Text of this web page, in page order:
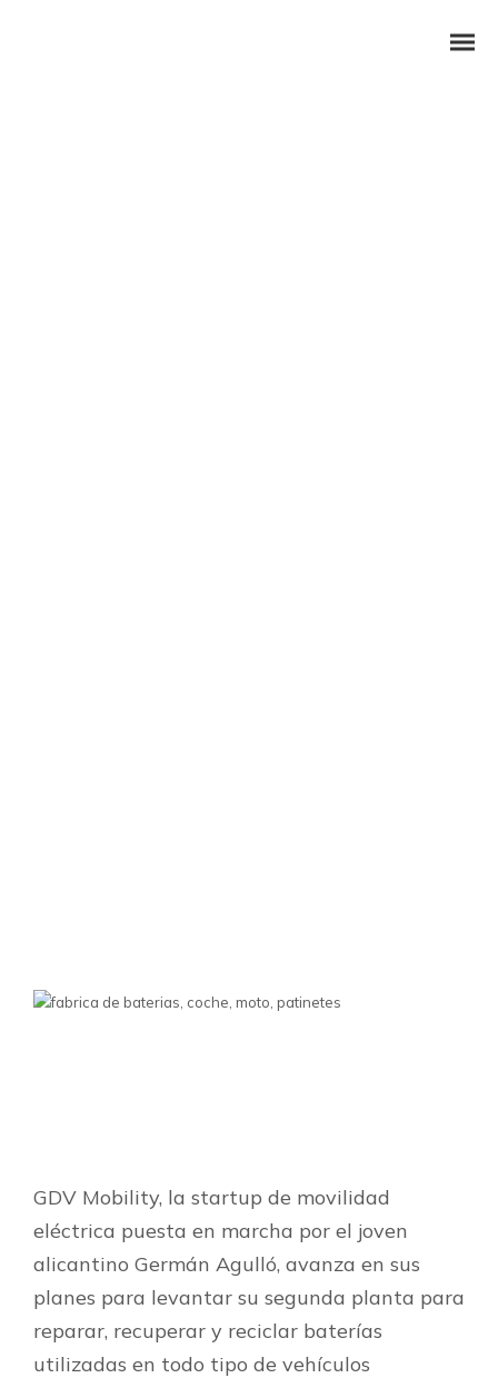
GDV Mobility, la startup de movilidad
eléctrica puesta en marcha por el joven
alicantino Germán Agulló, avanza en sus
planes para levantar su segunda planta para
reparar, recuperar y reciclar baterías
utilizadas en todo tipo de vehículos